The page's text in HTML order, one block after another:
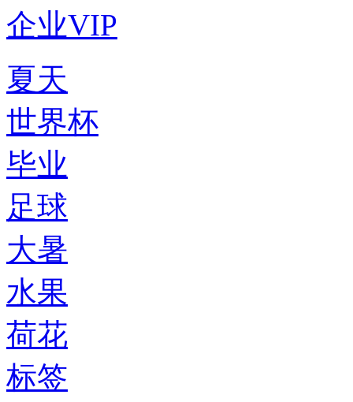
企业VIP
夏天
世界杯
毕业
足球
大暑
水果
荷花
标签